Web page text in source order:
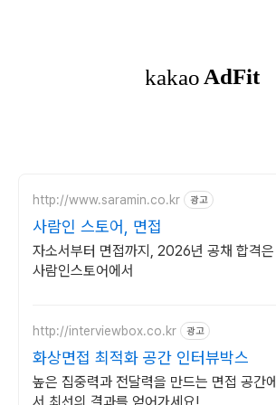
http://www.saramin.co.kr 광고
사람인 스토어, 면접
자소서부터 면접까지, 2026년 공채 합격은
사람인스토어에서
http://interviewbox.co.kr 광고
화상면접 최적화 공간 인터뷰박스
높은 집중력과 전달력을 만드는 면접 공간에